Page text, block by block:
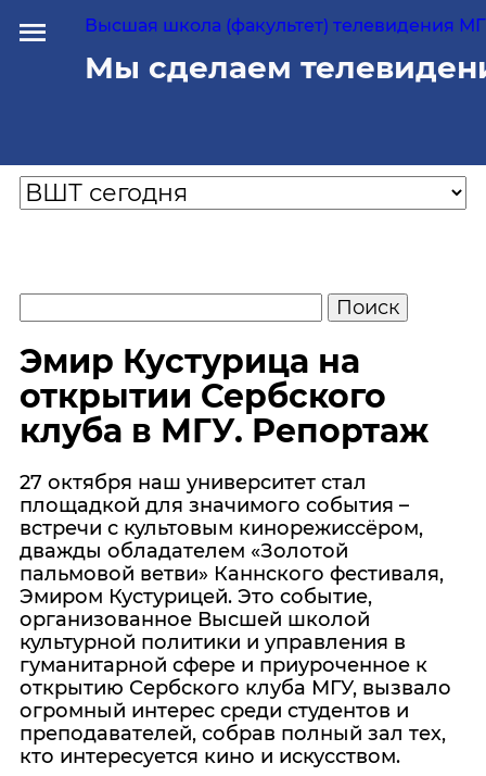
Высшая школа (факультет) телевидения
Мы сделаем
Эмир Кустурица на
открытии Сербского
клуба в МГУ. Репортаж
27 октября наш университет стал
площадкой для значимого события –
встречи с культовым кинорежиссёром,
дважды обладателем «Золотой
пальмовой ветви» Каннского фестиваля,
Эмиром Кустурицей. Это событие,
организованное Высшей школой
культурной политики и управления в
гуманитарной сфере и приуроченное к
открытию Сербского клуба МГУ, вызвало
огромный интерес среди студентов и
преподавателей, собрав полный зал тех,
кто интересуется кино и искусством.